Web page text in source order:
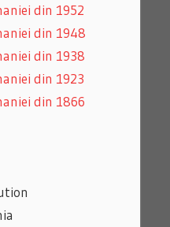
din 1952
din 1948
din 1938
din 1923
din 1866